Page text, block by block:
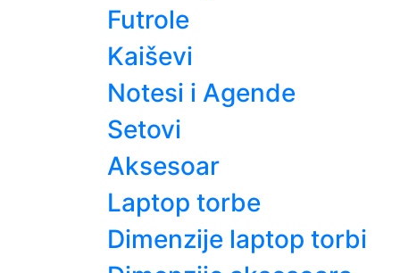
Futrole
Kaiševi
Notesi i Agende
Setovi
Aksesoar
Laptop torbe
Dimenzije laptop torbi